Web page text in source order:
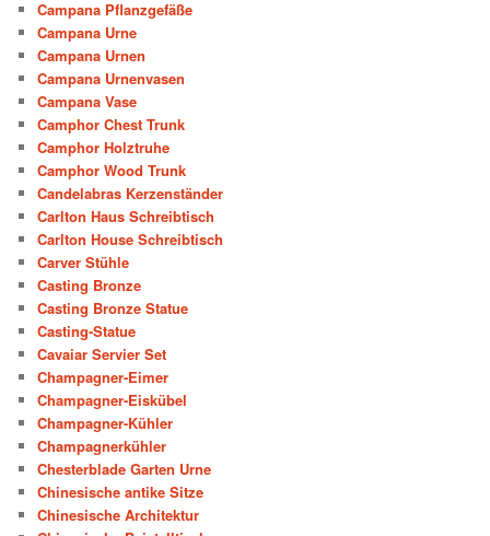
Campana Pflanzgefäße
Campana Urne
Campana Urnen
Campana Urnenvasen
Campana Vase
Camphor Chest Trunk
Camphor Holztruhe
Camphor Wood Trunk
Candelabras Kerzenständer
Carlton Haus Schreibtisch
Carlton House Schreibtisch
Carver Stühle
Casting Bronze
Casting Bronze Statue
Casting-Statue
Cavaiar Servier Set
Champagner-Eimer
Champagner-Eiskübel
Champagner-Kühler
Champagnerkühler
Chesterblade Garten Urne
Chinesische antike Sitze
Chinesische Architektur